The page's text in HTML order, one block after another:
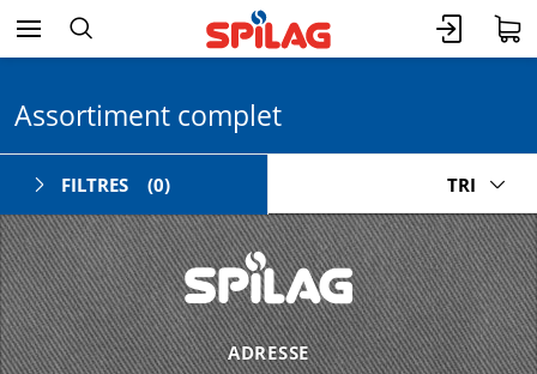
Assortiment complet
FILTRES (0) TRI
ADRESSE